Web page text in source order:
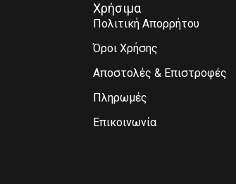
Χρήσιμα
Πολιτική Απορρήτου
Όροι Χρήσης
Αποστολές & Επιστροφές
Πληρωμές
Επικοινωνία